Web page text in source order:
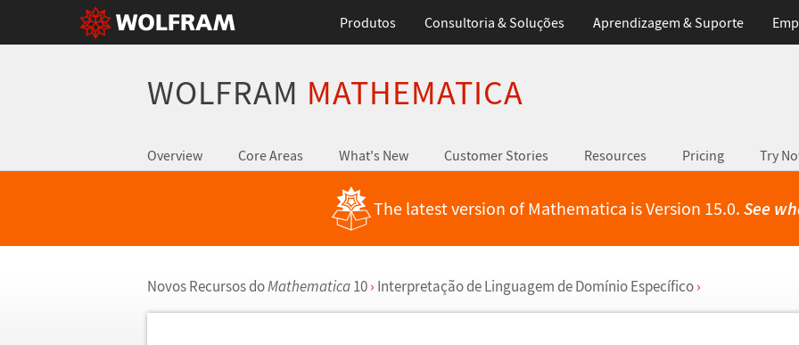
Produtos Consultoria & Soluções Aprendizagem & Suporte
WOLFRAM MATHEMATICA
Overview Core Areas What's New Customer Stories Resources Pricing Try
The latest version of Mathematica is Version 15.0. See
Novos Recursos doMathematica10 › Interpretação de Linguagem de Domínio Específico ›